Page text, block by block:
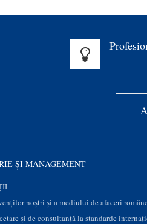
ȘI MANAGEMENT
noștri și a mediului de afaceri
şi de consultanţă la standarde